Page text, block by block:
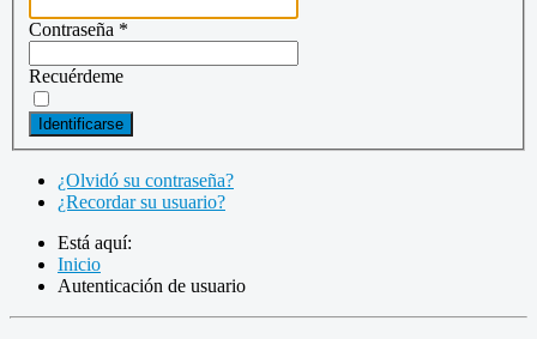
Contraseña *
Recuérdeme
Identificarse
¿Olvidó su contraseña?
¿Recordar su usuario?
Está aquí:
Inicio
Autenticación de usuario